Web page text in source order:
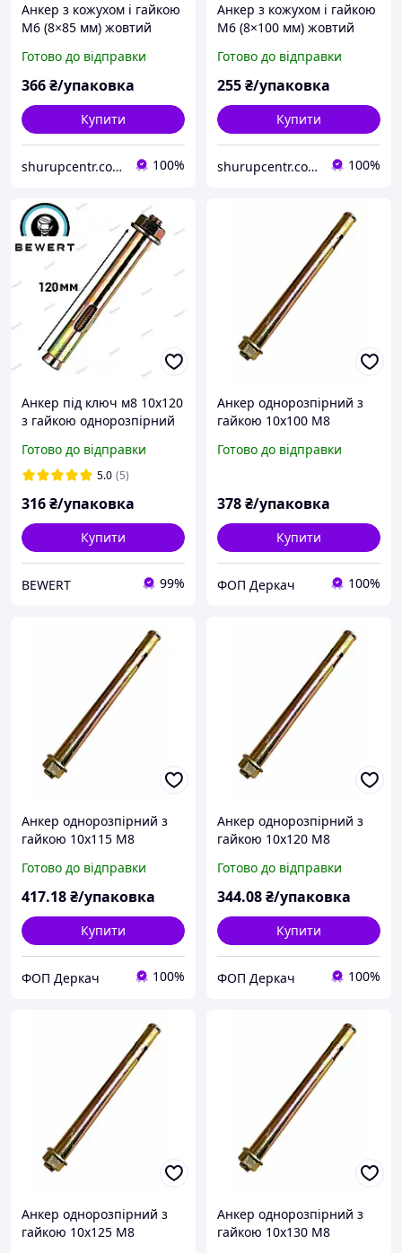
Анкер з кожухом і гайкою
М6 (8×85 мм) жовтий
Готово до відправки
366₴/упаковка
Купити
shurupcentr.com.ua 100%
Анкер з кожухом і гайкою
М6 (8×100 мм) жовтий
Готово до відправки
255₴/упаковка
Купити
shurupcentr.com.ua 100%
Анкер під ключ м8 10х120
з гайкою однорозпірний
Готово до відправки
5.0 (5)
316₴/упаковка
Купити
BEWERT 99%
Анкер однорозпірний з
гайкою 10х100 М8
Готово до відправки
378₴/упаковка
Купити
ФОП Деркач 100%
Анкер однорозпірний з
гайкою 10х115 М8
Готово до відправки
417.18₴/упаковка
Купити
ФОП Деркач 100%
Анкер однорозпірний з
гайкою 10х120 М8
Готово до відправки
344.08₴/упаковка
Купити
ФОП Деркач 100%
Анкер однорозпірний з
гайкою 10х125 М8
Анкер однорозпірний з
гайкою 10х130 М8